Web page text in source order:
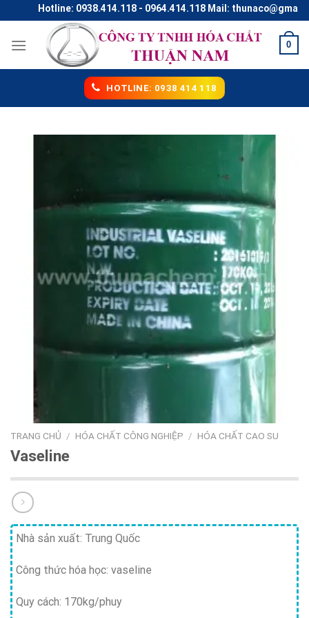
to
content
Hotline: 0938.414.118 - 0964.414.118 Mail: thunaco@gmail.com
0
HOTLINE: 0938 414 118
TRANG CHỦ / HÓA CHẤT CÔNG NGHIỆP / HÓA CHẤT CAO SU
Vaseline
Nhà sản xuất: Trung Quốc
Công thức hóa học: vaseline
Quy cách: 170kg/phuy